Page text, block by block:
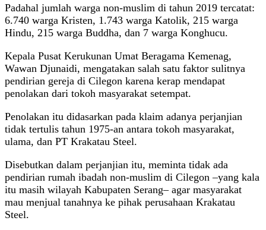
Padahal jumlah warga non-muslim di tahun 2019 tercatat:
6.740 warga Kristen, 1.743 warga Katolik, 215 warga
Hindu, 215 warga Buddha, dan 7 warga Konghucu.
Kepala Pusat Kerukunan Umat Beragama Kemenag,
Wawan Djunaidi, mengatakan salah satu faktor sulitnya
pendirian gereja di Cilegon karena kerap mendapat
penolakan dari tokoh masyarakat setempat.
Penolakan itu didasarkan pada klaim adanya perjanjian
tidak tertulis tahun 1975-an antara tokoh masyarakat,
ulama, dan PT Krakatau Steel.
Disebutkan dalam perjanjian itu, meminta tidak ada
pendirian rumah ibadah non-muslim di Cilegon –yang kala
itu masih wilayah Kabupaten Serang– agar masyarakat
mau menjual tanahnya ke pihak perusahaan Krakatau
Steel.